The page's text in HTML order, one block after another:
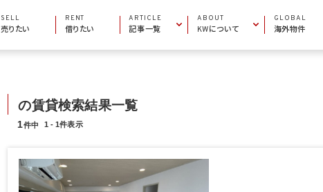
SELL
売りたい
RENT
借りたい
ARTICLE
記事一覧
エリアガイド
ABOUT
KWについて
GLOBAL
海外物件
の賃貸検索結果一覧
1件中 1 - 1件表示